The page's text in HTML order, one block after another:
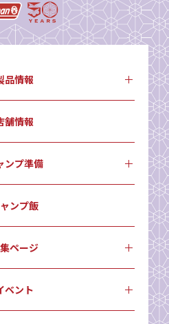
品情報
舗情報
ンプ準備
ンプ飯
ページ
ベント